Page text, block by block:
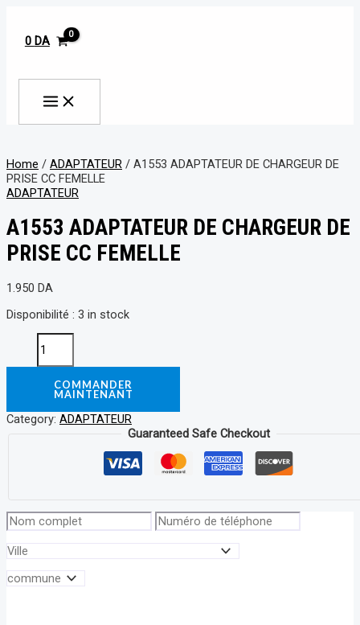
contenu
0 DA
Home / ADAPTATEUR / A1553 ADAPTATEUR DE CHARGEUR DE
PRISE CC FEMELLE
ADAPTATEUR
A1553 ADAPTATEUR DE CHARGEUR DE
PRISE CC FEMELLE
1.950 DA
Disponibilité : 3 in stock
CHARGEUR
PRISE
FEMELLE
quantity
COMMANDER
MAINTENANT
Category: ADAPTATEUR
Guaranteed Safe Checkout